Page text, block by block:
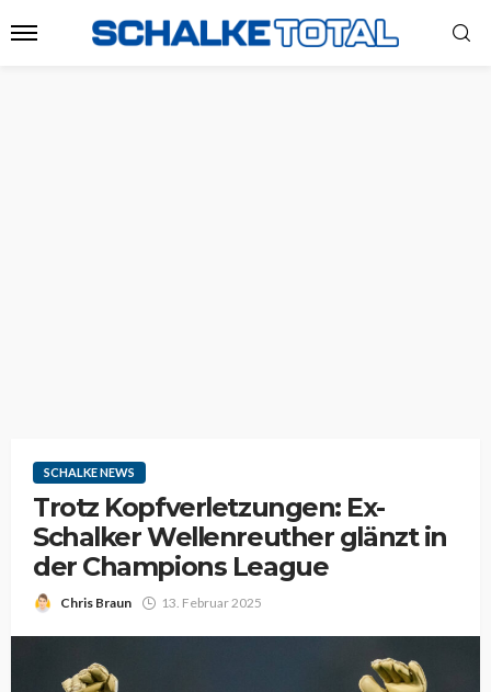
SCHALKE NEWS
Trotz Kopfverletzungen: Ex-
Schalker Wellenreuther glänzt in
der Champions League
Chris Braun 13. Februar 2025